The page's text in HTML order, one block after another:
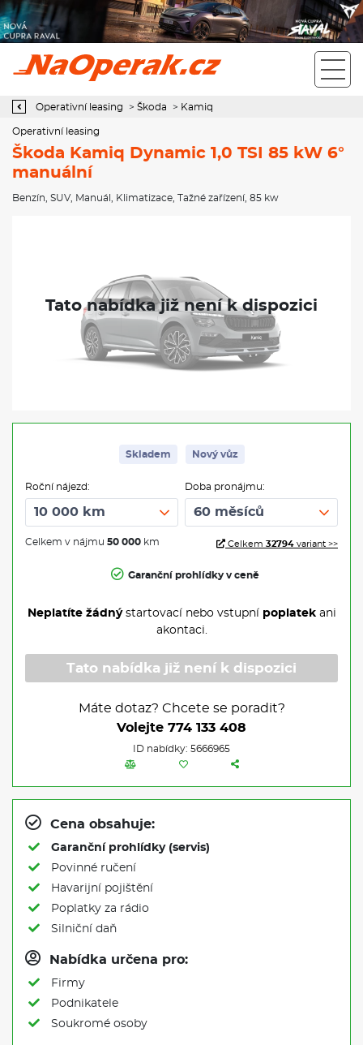
Operativní leasing Škoda Kamiq Dynamic 1,0 TSI 85 kW 6°
Operativní leasing > Škoda > Kamiq
Operativní leasing
Škoda Kamiq Dynamic 1,0 TSI 85 kW 6°
manuální
Benzín SUV, Manuál Klimatizace Tažné zařízení, 85 kw
Skladem Nový vůz
Roční nájezd:
Celkem v nájmu 50 000 km
Doba pronájmu:
Celkem 32794 variant >>
Garanční prohlídky v ceně
Neplatíte žádnýstartovací nebo vstupní poplatekani
akontaci.
Tato nabídka již není k dispozici
Máte dotaz? Chcete se poradit?
Volejte 774 133 408
ID nabídky: 5666965
Cena obsahuje:
Garanční prohlídky (servis)
Povinné ručení
Havarijní pojištění
Poplatky za rádio
Silniční daň
Nabídka určena pro:
Firmy
Podnikatele
Soukromé osoby